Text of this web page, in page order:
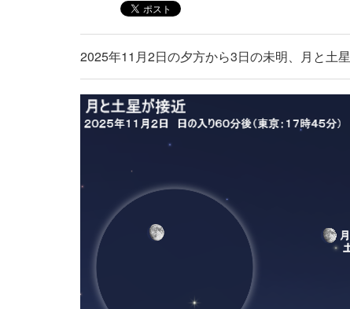
2025年11月2日の夕方から3日の未明、月と土星